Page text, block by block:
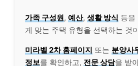
가족 구성원, 예산, 생활 방식 등을
게 맞는 주택 유형을 선택하는 것
미라벨 2차 홈페이지 또는 분양사
정보를 확인하고, 전문 상담을 받